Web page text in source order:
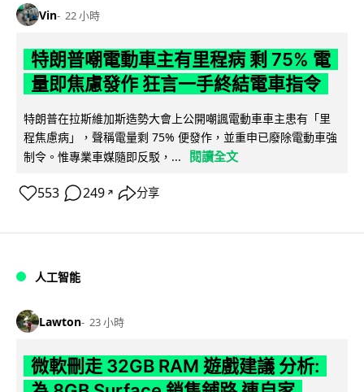
Vin 22 小時
特朗普嘲電動車主有里程病 剩 75% 電
量即焦慮發作 狂言一手終結電車指令
特朗普在拉斯維加斯造勢大會上公開嘲諷電動車車主患有「里
程焦慮病」，聲稱電量剩 75% 便發作，並重申已廢除電動車強
制令。惟專業車媒隨即反駁，...
閱讀全文
553 249 ↗ 分享
人工智能
Lawton 23 小時
微軟刪走 32GB RAM 遊戲建議 分析: